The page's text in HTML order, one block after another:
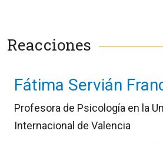
Reacciones
Fátima Servián
Profesora de Psicología en la
Internacional de Valencia